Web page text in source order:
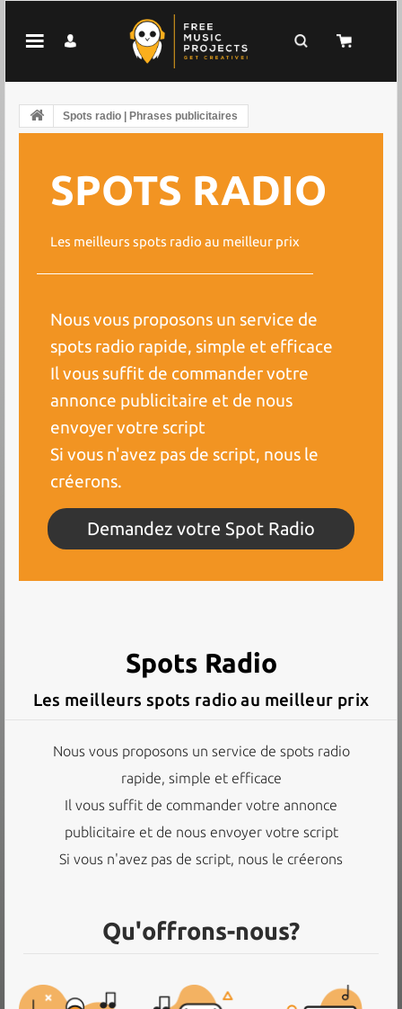
Spots radio | Phrases publicitaires
SPOTS RADIO
Les meilleurs spots radio au meilleur prix
Nous vous proposons un service de
spots radio rapide, simple et efficace
Il vous suffit de commander votre
annonce publicitaire et de nous
envoyer votre script
Si vous n'avez pas de script, nous le
créerons.
Demandez votre Spot Radio
Spots Radio
Les meilleurs spots radio au meilleur prix
Nous vous proposons un service de spots radio
rapide, simple et efficace
Il vous suffit de commander votre annonce
publicitaire et de nous envoyer votre script
Si vous n'avez pas de script, nous le créerons
Qu'offrons-nous?